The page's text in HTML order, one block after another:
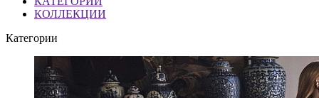
КОЛЛЕКЦИИ
Категории